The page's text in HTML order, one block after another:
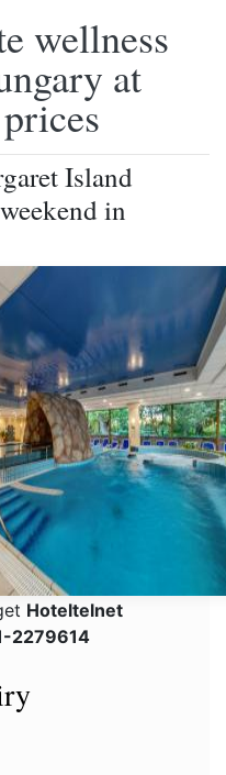
wellness
at
Island
in
Hoteltelnet
2279614